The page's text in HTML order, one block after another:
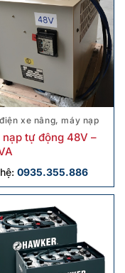
xe nâng, máy nạp
nạp tự động 48V –
0935.355.886